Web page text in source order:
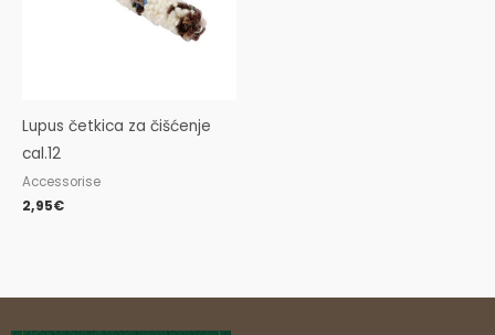
Lupus četkica za čišćenje
cal.12
Accessorise
2,95€